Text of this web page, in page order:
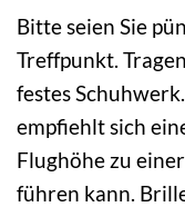
Bitte seien Sie
Treffpunkt.
festes
empfiehlt sich
Flughöhe zu
führen kann.